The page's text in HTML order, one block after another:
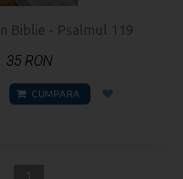
Biblie - Psalmul 119
35 RON
CUMPARA